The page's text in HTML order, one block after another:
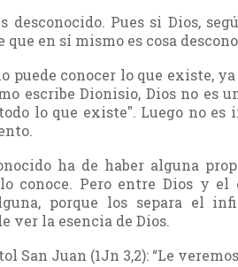
Pues si Dios,
que en sí mismo es cosa
puede conocer lo que existe,
escribe Dionisio, Dios no es
lo que existe". Luego no
ha de haber alguna
conoce. Pero entre Dios y el
porque los separa el
ver la esencia de Dios.
San Juan (1Jn 3,2): “Le